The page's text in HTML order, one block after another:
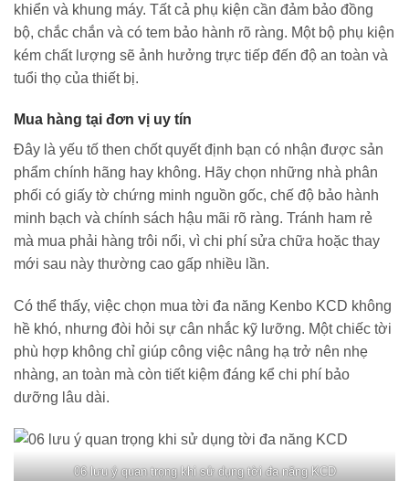
khiển và khung máy. Tất cả phụ kiện cần đảm bảo đồng
bộ, chắc chắn và có tem bảo hành rõ ràng. Một bộ phụ kiện
kém chất lượng sẽ ảnh hưởng trực tiếp đến độ an toàn và
tuổi thọ của thiết bị.
Mua hàng tại đơn vị uy tín
Đây là yếu tố then chốt quyết định bạn có nhận được sản
phẩm chính hãng hay không. Hãy chọn những nhà phân
phối có giấy tờ chứng minh nguồn gốc, chế độ bảo hành
minh bạch và chính sách hậu mãi rõ ràng. Tránh ham rẻ
mà mua phải hàng trôi nổi, vì chi phí sửa chữa hoặc thay
mới sau này thường cao gấp nhiều lần.
Có thể thấy, việc chọn mua tời đa năng Kenbo KCD không
hề khó, nhưng đòi hỏi sự cân nhắc kỹ lưỡng. Một chiếc tời
phù hợp không chỉ giúp công việc nâng hạ trở nên nhẹ
nhàng, an toàn mà còn tiết kiệm đáng kể chi phí bảo
dưỡng lâu dài.
06 lưu ý quan trọng khi sử dụng tời đa năng KCD